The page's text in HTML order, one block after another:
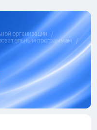
организации
программам